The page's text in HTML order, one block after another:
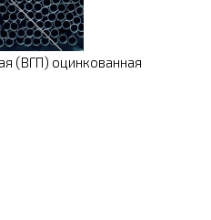
(ВГП) оцинкованная